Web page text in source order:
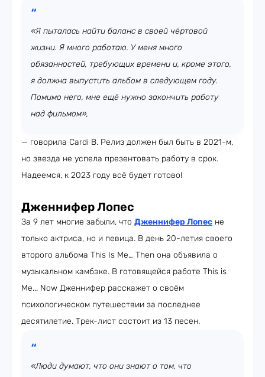
«Я пыталась найти баланс в своей чёртовой
жизни. Я много работаю. У меня много
обязанностей, требующих времени и, кроме этого,
я должна выпустить альбом в следующем году.
Помимо него, мне ещё нужно закончить работу
над фильмом»,
— говорила Cardi B. Релиз должен был быть в 2021-м,
но звезда не успела презентовать работу в срок.
Надеемся, к 2023 году всё будет готово!
Дженнифер Лопес
За 9 лет многие забыли, что Дженнифер Лопес не
только актриса, но и певица. В день 20-летия своего
второго альбома This Is Me… Then она объявила о
музыкальном камбэке. В готовящейся работе This is
Me... Now Дженнифер расскажет о своём
психологическом путешествии за последнее
десятилетие. Трек-лист состоит из 13 песен.
«Люди думают, что они знают о том, что